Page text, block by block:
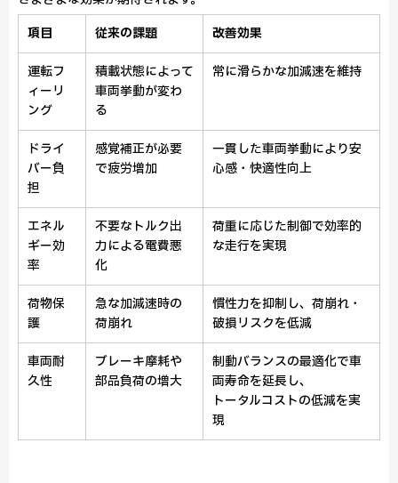
項目
従来の課題 改善効果
運転フ
ィーリ
ング
積載状態によって
車両挙動が変わ
る
常に滑らかな加減速を維持
ドライ
バー負
担
感覚補正が必要
で疲労増加
一貫した車両挙動により安
心感・快適性向上
エネル
ギー効
率
不要なトルク出
力による電費悪
化
荷重に応じた制御で効率的
な走行を実現
荷物保
護
急な加減速時の
荷崩れ
慣性力を抑制し、荷崩れ・
破損リスクを低減
車両耐
久性
ブレーキ摩耗や
部品負荷の増大
制動バランスの最適化で車
両寿命を延長し、
トータルコストの低減を実
現